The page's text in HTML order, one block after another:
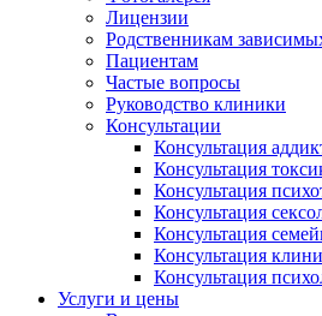
Лицензии
Родственникам
Пациентам
Частые вопросы
Руководство клиники
Консультации
Консультация
Консультация
Консультация
Консультация
Консультация
Консультация
Консультация
Услуги и цены